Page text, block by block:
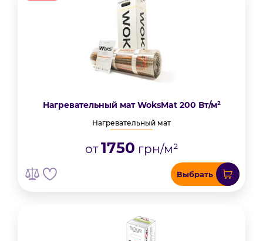
Нагревательный мат WoksMat 200 Вт/м²
Нагревательный мат
от1750 грн/м²
Выбрать